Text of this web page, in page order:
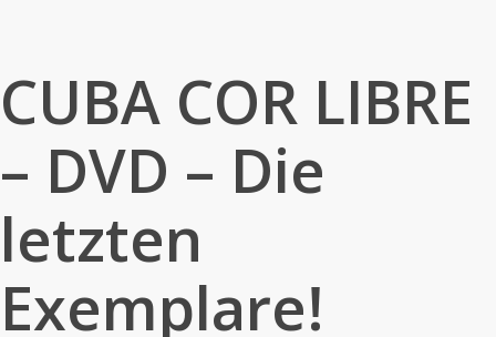
CUBA COR LIBRE
– DVD – Die
letzten
Exemplare!